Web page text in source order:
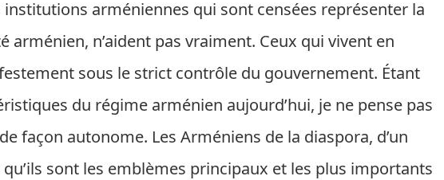
arméniennes qui sont censées représenter la
arménien, n’aident pas vraiment. Ceux qui vivent en
sous le strict contrôle du gouvernement. Étant
du régime arménien aujourd’hui, je ne pense pas
façon autonome. Les Arméniens de la diaspora, d’un
sont les emblèmes principaux et les plus importants